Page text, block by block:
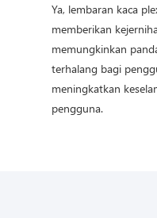
Ya, lembaran kaca
memberikan
memungkinkan
terhalang bagi
meningkatkan
pengguna.